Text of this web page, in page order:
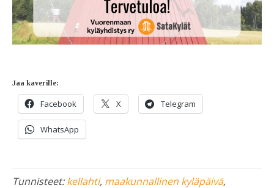
Jaa kaverille:
Facebook X Telegram
WhatsApp
Tunnisteet:kellahti, maakunnallinen kyläpäivä,